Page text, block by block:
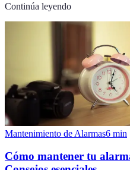
Continúa leyendo
Mantenimiento de Alarmas6 min
Cómo mantener tu